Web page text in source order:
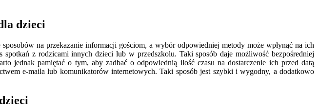
dzieci
na przekazanie informacji gościom, a wybór odpowiedniej metody może wpłynąć na ich
z rodzicami innych dzieci lub w przedszkolu. Taki sposób daje możliwość bezpośredniej
jednak pamiętać o tym, aby zadbać o odpowiednią ilość czasu na dostarczenie ich przed datą
e-maila lub komunikatorów internetowych. Taki sposób jest szybki i wygodny, a dodatkowo